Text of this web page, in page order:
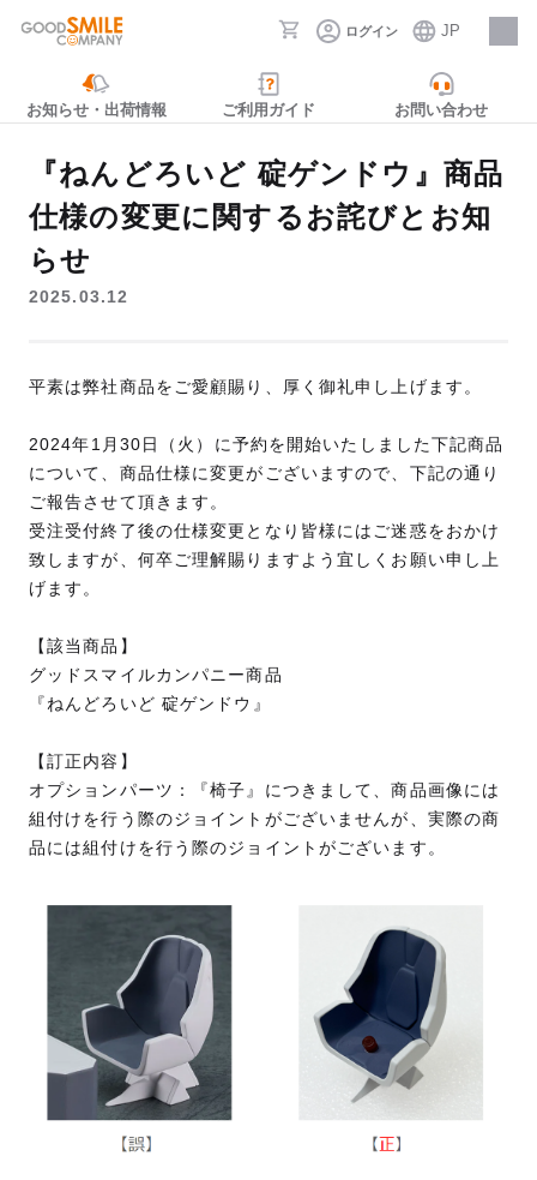
ログイン JP
採用情報
お知らせ・出荷情報 ご利用ガイド お問い合わせ
『ねんどろいど 碇ゲンドウ』商品
仕様の変更に関するお詫びとお知
らせ
2025.03.12
平素は弊社商品をご愛顧賜り、厚く御礼申し上げます。
2024年1月30日（火）に予約を開始いたしました下記商品
について、商品仕様に変更がございますので、下記の通り
ご報告させて頂きます。
受注受付終了後の仕様変更となり皆様にはご迷惑をおかけ
致しますが、何卒ご理解賜りますよう宜しくお願い申し上
げます。
【該当商品】
グッドスマイルカンパニー商品
『ねんどろいど 碇ゲンドウ』
【訂正内容】
オプションパーツ：『椅子』につきまして、商品画像には
組付けを行う際のジョイントがございませんが、実際の商
品には組付けを行う際のジョイントがございます。